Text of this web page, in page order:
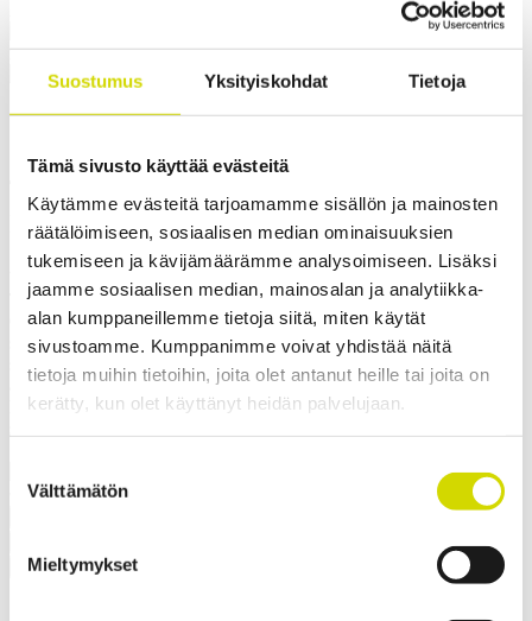
Suostumus Yksityiskohdat Tietoja
Tämä sivusto käyttää evästeitä
Käytämme evästeitä tarjoamamme sisällön ja mainosten
räätälöimiseen, sosiaalisen median ominaisuuksien
tukemiseen ja kävijämäärämme analysoimiseen. Lisäksi
jaamme sosiaalisen median, mainosalan ja analytiikka-
alan kumppaneillemme tietoja siitä, miten käytät
sivustoamme. Kumppanimme voivat yhdistää näitä
tietoja muihin tietoihin, joita olet antanut heille tai joita on
kerätty, kun olet käyttänyt heidän palvelujaan.
valinta
Välttämätön
Mieltymykset
Cubo F -riviliitinkotelo
400x300x120mm, sileät sivut,
ruostumaton teräs, AISI 316L
Yhteensopivuus:
Cubo F
Tuotekoodi:FAUP403012Sähkönumero:N/A
Casemet Cubo F -riviliitinkotelo on kestävä ja moneen tarkoitukseen
soveltuva kotelo. Koteloa saa polykarbonaatti-ikkunalla, sileillä
sivuilla tai laippa-aukoin. Siinä on rei’itetty tuki DIN-kiskolle tai
asennuslevylle. Optimoidut asennustuet mahdollistavat kotelon
kaikkien sivujen käytön kaapelien läpivienteihin. Pohjaosan yhdellä
Lisätiedot
Ladattavat materiaalit